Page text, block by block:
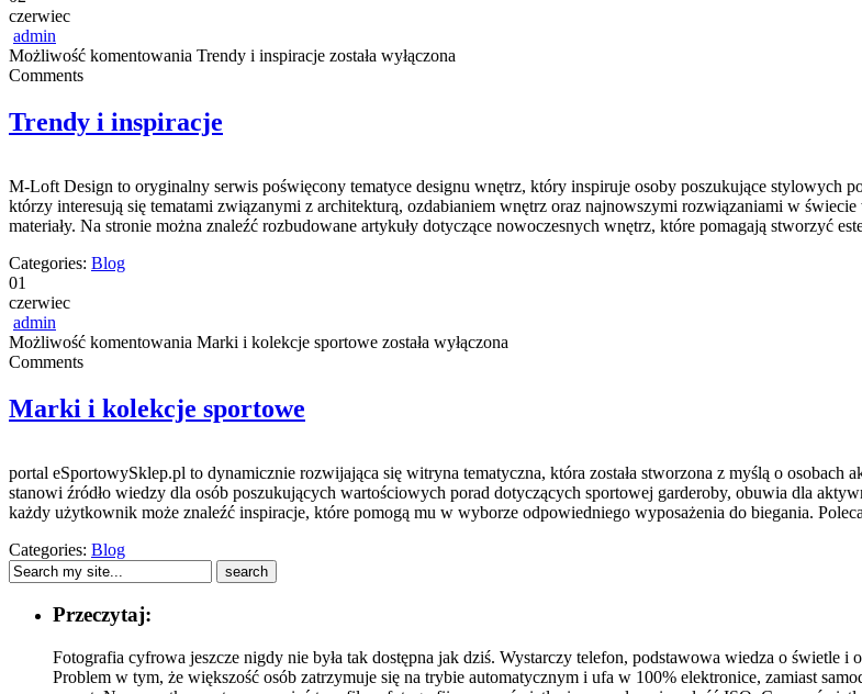
czerwiec
admin
Możliwość komentowania Trendy i inspiracje została wyłączona
Comments
Trendy i inspiracje
M-Loft Design to oryginalny serwis poświęcony tematyce designu wnętrz, który inspiruje osoby poszukujące stylowych
którzy interesują się tematami związanymi z architekturą, ozdabianiem wnętrz oraz najnowszymi rozwiązaniami w
materiały. Na stronie można znaleźć rozbudowane artykuły dotyczące nowoczesnych wnętrz, które pomagają stworzyć
Categories: Blog
01
czerwiec
admin
Możliwość komentowania Marki i kolekcje sportowe została wyłączona
Comments
Marki i kolekcje sportowe
portal eSportowySklep.pl to dynamicznie rozwijająca się witryna tematyczna, która została stworzona z myślą o
stanowi źródło wiedzy dla osób poszukujących wartościowych porad dotyczących sportowej garderoby, obuwia dla
każdy użytkownik może znaleźć inspiracje, które pomogą mu w wyborze odpowiedniego wyposażenia do biegania.
Categories: Blog
Przeczytaj:
Fotografia cyfrowa jeszcze nigdy nie była tak dostępna jak dziś. Wystarczy telefon, podstawowa wiedza o
Problem w tym, że większość osób zatrzymuje się na trybie automatycznym i ufa w 100% elektronice, zamiast